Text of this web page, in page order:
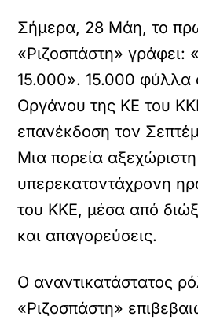
Σήμερα, 28 Μάη, το
«Ριζοσπάστη» γράφει:
15.000». 15.000 φύλλα
Οργάνου της ΚΕ του
επανέκδοση τον
Μια πορεία
υπερεκατοντάχρονη
του ΚΚΕ, μέσα από
και απαγορεύσεις.
Ο αναντικατάστατος
«Ριζοσπάστη»